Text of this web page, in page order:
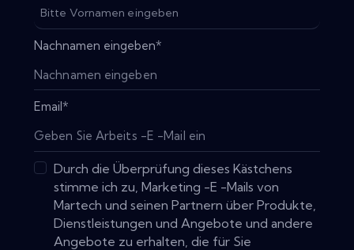
Nachnamen eingeben*
Email*
Durch die Überprüfung dieses Kästchens
stimme ich zu, Marketing -E -Mails von
Martech und seinen Partnern über Produkte,
Dienstleistungen und Angebote und andere
Angebote zu erhalten, die für Sie